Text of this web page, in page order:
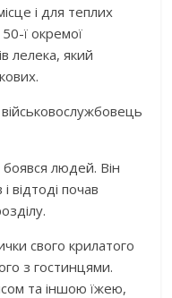
і для теплих
50-ї окремої
лелека, який
людей. Він
відтоді почав
свого крилатого
з гостинцями.
та іншою їжею,